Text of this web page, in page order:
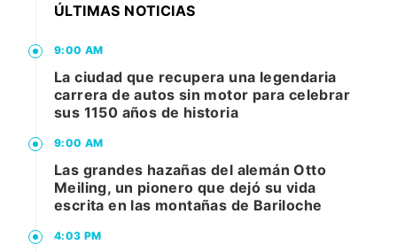
ÚLTIMAS NOTICIAS
9:00 AM
La ciudad que recupera una legendaria
carrera de autos sin motor para celebrar
sus 1150 años de historia
9:00 AM
Las grandes hazañas del alemán Otto
Meiling, un pionero que dejó su vida
escrita en las montañas de Bariloche
4:03 PM